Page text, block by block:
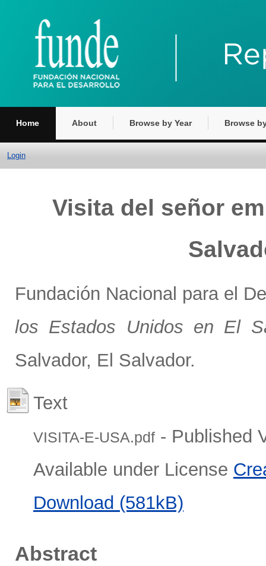
Home About Browse by Year Browse
Login
Visita del señor
Fundación Nacional para el
los Estados Unidos en El
Salvador, El Salvador.
Text
VISITA-E-USA.pdf - Published
Available under License
Download (581kB)
Abstract